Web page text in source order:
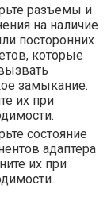
разъемы и
на наличие
посторонних
которые
замыкание.
их при
состояние
адаптера
их при